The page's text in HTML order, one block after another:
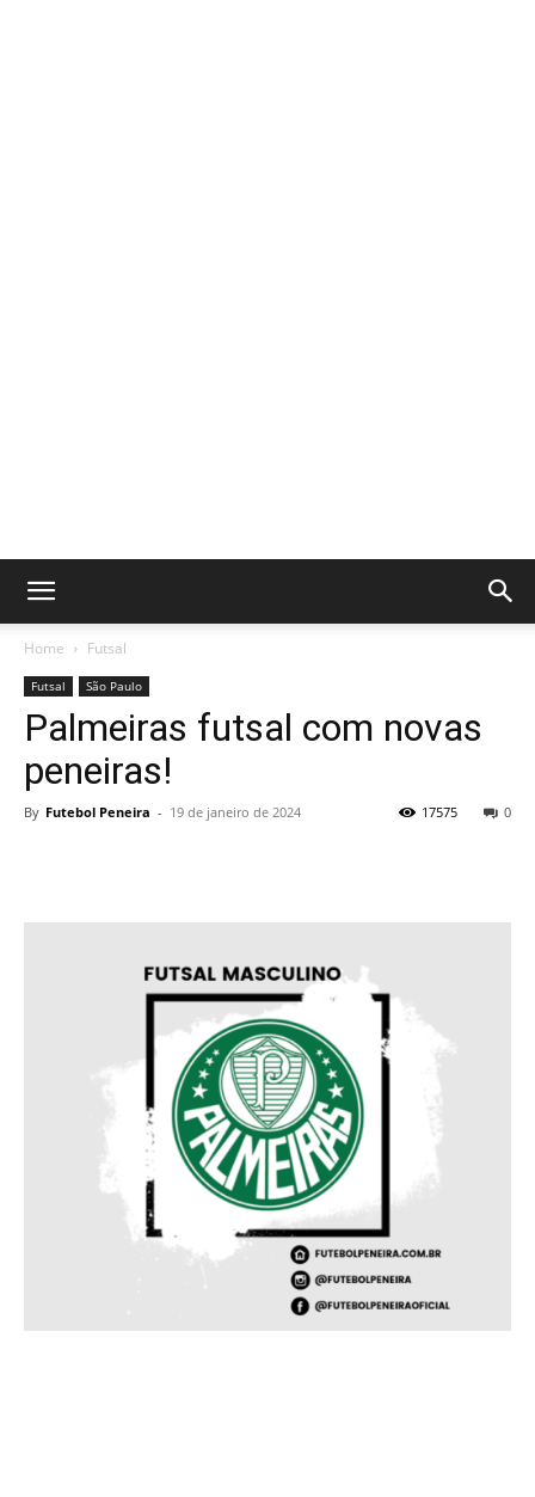
Home Futsal
Futsal São Paulo
Palmeiras futsal com novas
peneiras!
By Futebol Peneira - 19 de janeiro de 2024 0
17575